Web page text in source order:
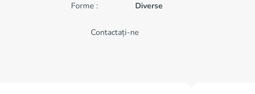
Forme :
Diverse
Contactați-ne